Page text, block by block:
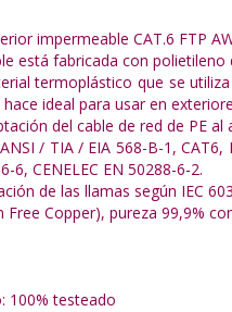
impermeable CAT.6 FTP
está fabricada con
termoplástico que se
ideal para usar en
del cable de red de PE al
/ TIA / EIA 568-B-1, CAT6,
6, CENELEC EN 50288-6-2.
de las llamas según IEC
Free Copper), pureza 99,9%
100% testeado